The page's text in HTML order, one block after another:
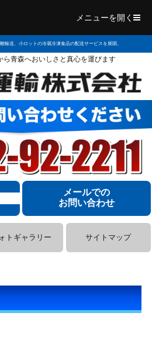
メニューを開く
輸送、小ロットの冷蔵冷凍食品の配送サービスを展開。
ら青森へおいしさと真心を運びます
メールでの
お問い合わせ
トギャラリー サイトマップ